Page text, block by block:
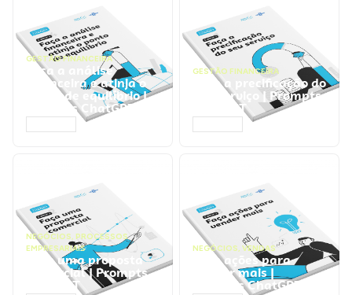
GESTÃO FINANCEIRA
Faça a análise
financeira e atinja o
ponto de equilíbrio |
Prompts ChatGPT
GESTÃO FINANCEIRA
Faça a precificação do
seu serviço | Prompts
ChatGPT
NEGÓCIOS, PROCESSOS
EMPRESARIAIS
Faça uma proposta
comercial | Prompts
ChatGPT
NEGÓCIOS, VENDAS
Faça ações para
vender mais |
Prompts ChatGPT